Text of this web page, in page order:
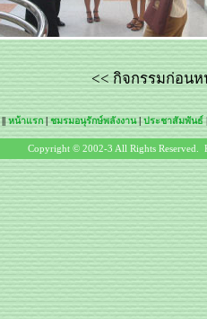
<< กิจกรรมก่อน
||หน้าแรก| ชมรมอนุรักษ์พลังงาน| ประชาสัมพันธ์
Copyright © 2002-3 All Rights